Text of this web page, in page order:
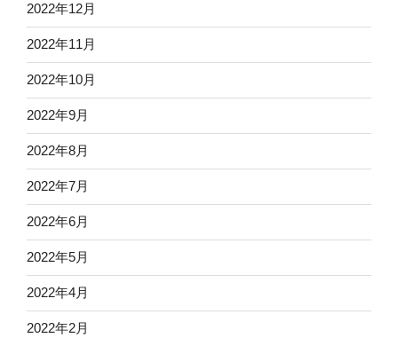
2022年12月
2022年11月
2022年10月
2022年9月
2022年8月
2022年7月
2022年6月
2022年5月
2022年4月
2022年2月